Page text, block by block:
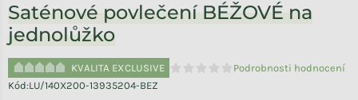
Saténové povlečení BÉŽOVÉ na
jednolůžko
KVALITA EXCLUSIVE
Průměrné hodnocení produktu
Podrobnosti hodnocení
Kód:LU/140X200-13935204-BEZ